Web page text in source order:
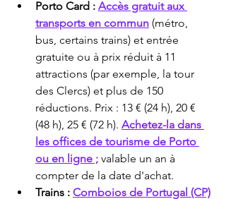
Porto Card : Accès gratuit aux
transports en commun (métro,
bus, certains trains) et entrée
gratuite ou à prix réduit à 11
attractions (par exemple, la tour
des Clercs) et plus de 150
réductions. Prix : 13 € (24 h), 20 €
(48 h), 25 € (72 h). Achetez-la dans
les offices de tourisme de Porto
ou en ligne ; valable un an à
compter de la date d'achat.
Trains : Comboios de Portugal (CP)